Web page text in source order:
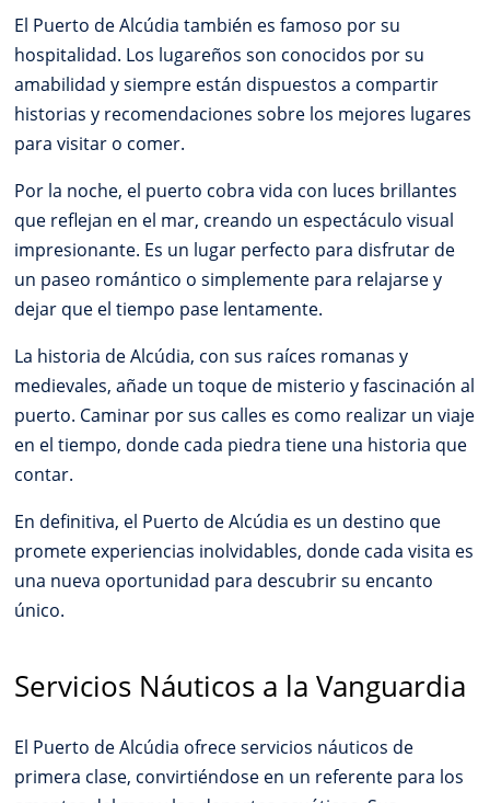
El Puerto de Alcúdia también es famoso por su
hospitalidad. Los lugareños son conocidos por su
amabilidad y siempre están dispuestos a compartir
historias y recomendaciones sobre los mejores lugares
para visitar o comer.
Por la noche, el puerto cobra vida con luces brillantes
que reflejan en el mar, creando un espectáculo visual
impresionante. Es un lugar perfecto para disfrutar de
un paseo romántico o simplemente para relajarse y
dejar que el tiempo pase lentamente.
La historia de Alcúdia, con sus raíces romanas y
medievales, añade un toque de misterio y fascinación al
puerto. Caminar por sus calles es como realizar un viaje
en el tiempo, donde cada piedra tiene una historia que
contar.
En definitiva, el Puerto de Alcúdia es un destino que
promete experiencias inolvidables, donde cada visita es
una nueva oportunidad para descubrir su encanto
único.
Servicios Náuticos a la Vanguardia
El Puerto de Alcúdia ofrece servicios náuticos de
primera clase, convirtiéndose en un referente para los